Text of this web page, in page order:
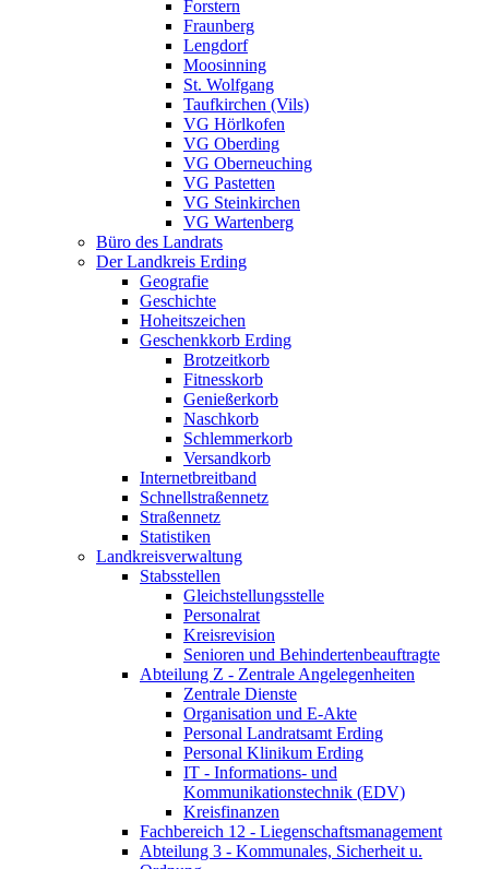
Forstern
Fraunberg
Lengdorf
Moosinning
St. Wolfgang
Taufkirchen (Vils)
VG Hörlkofen
VG Oberding
VG Oberneuching
VG Pastetten
VG Steinkirchen
VG Wartenberg
Büro des Landrats
Der Landkreis Erding
Geografie
Geschichte
Hoheitszeichen
Geschenkkorb Erding
Brotzeitkorb
Fitnesskorb
Genießerkorb
Naschkorb
Schlemmerkorb
Versandkorb
Internetbreitband
Schnellstraßennetz
Straßennetz
Statistiken
Landkreisverwaltung
Stabsstellen
Gleichstellungsstelle
Personalrat
Kreisrevision
Senioren und Behindertenbeauftragte
Abteilung Z - Zentrale Angelegenheiten
Zentrale Dienste
Organisation und E-Akte
Personal Landratsamt Erding
Personal Klinikum Erding
IT - Informations- und
Kommunikationstechnik (EDV)
Kreisfinanzen
Fachbereich 12 - Liegenschaftsmanagement
Abteilung 3 - Kommunales, Sicherheit u.